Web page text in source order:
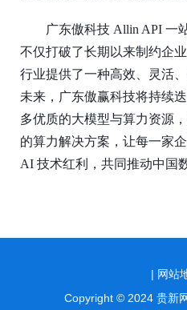
广东傲科技 Allin API 一
不仅打破了长期以来制约企
行业提供了一种高效、灵活
未来，广东傲赢科技将持续
多优质的大模型与算力资源
的算力解决方案，让每一家
AI 技术红利，共同推动中国
| 网站
Copyright © 2024 贵新